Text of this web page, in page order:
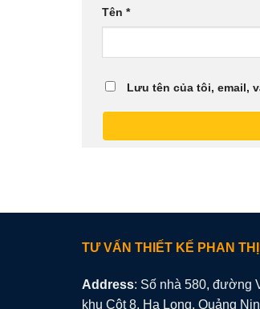
Tên *
Lưu tên của tôi, email,
TƯ VẤN THIẾT KẾ PHAN
Address: Số nhà 580, đường
khu Cột 8, Hạ Long, Quảng